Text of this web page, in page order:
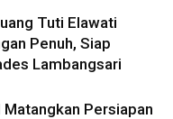
Tuti Elawati
Penuh, Siap
Lambangsari
Persiapan